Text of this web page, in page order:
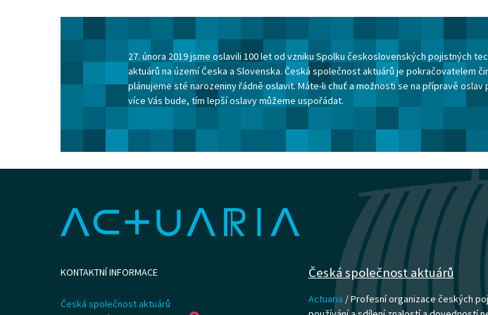
27. února 2019 jsme oslavili 100 let od vzniku Spolku československých pojistných
aktuárů na území Česka a Slovenska. Česká společnost aktuárů je pokračovatelem
plánujeme sté narozeniny řádně oslavit. Máte-li chuť a možnosti se na přípravě oslav
více Vás bude, tím lepší oslavy můžeme uspořádat.
KONTAKTNÍ INFORMACE
Česká společnost aktuárů
Česká společnost aktuárů
Actuaria / Profesní organizace českých